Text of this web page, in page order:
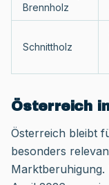
Brennholz
Schnittholz
Österreich
Österreich bleibt
besonders